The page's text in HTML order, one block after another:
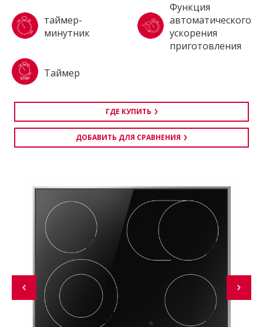
таймер-
минутник
Функция
автоматического
ускорения
приготовления
Таймер
ГДЕ КУПИТЬ
ДОБАВИТЬ ДЛЯ СРАВНЕНИЯ